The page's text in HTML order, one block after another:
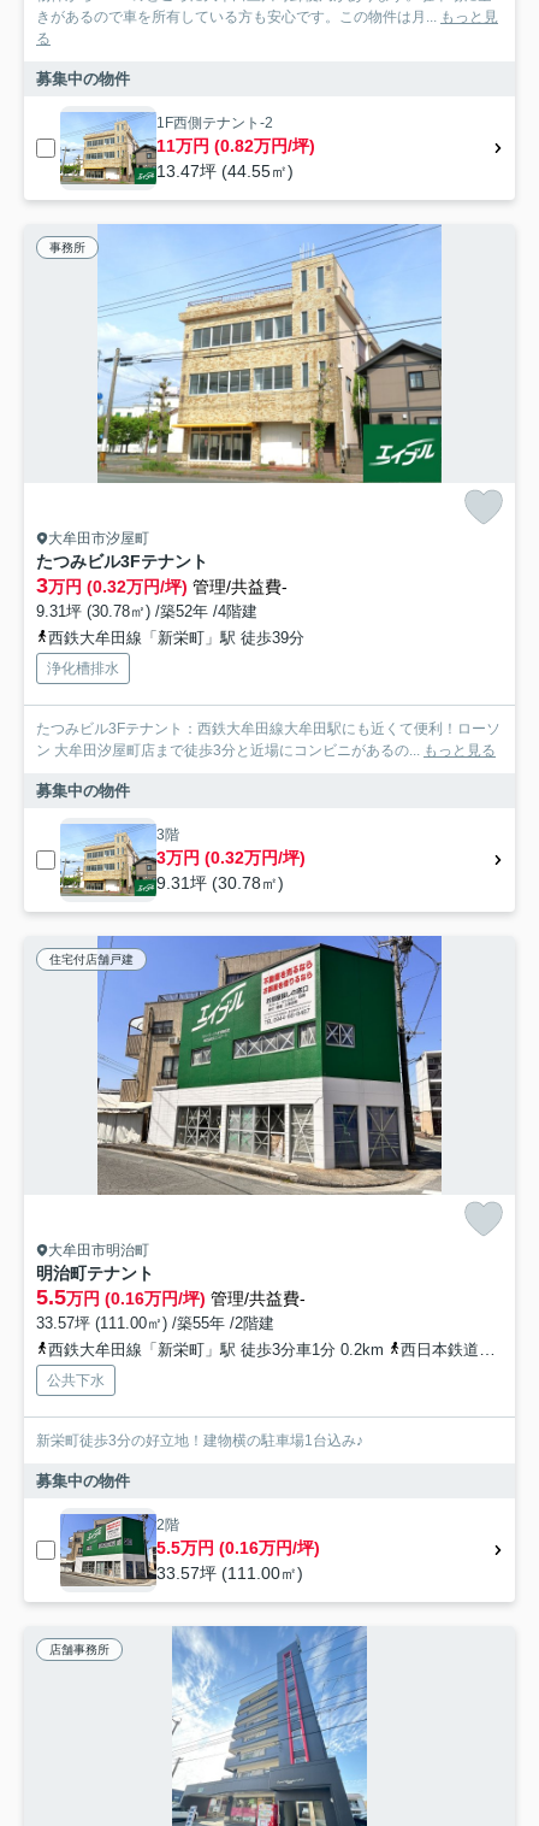
きがあるので車を所有している方も安心です。この物件は月... もっと見
る
募集中の物件
1F西側テナント-2
11万円 (0.82万円/坪)
13.47坪 (44.55㎡)
事務所
大牟田市汐屋町
たつみビル3Fテナント
3万円 (0.32万円/坪) 管理/共益費-
9.31坪 (30.78㎡) /築52年 /4階建
西鉄大牟田線「新栄町」駅 徒歩39分
浄化槽排水
たつみビル3Fテナント：西鉄大牟田線大牟田駅にも近くて便利！ローソ
ン 大牟田汐屋町店まで徒歩3分と近場にコンビニがあるの... もっと見る
募集中の物件
3階
3万円 (0.32万円/坪)
9.31坪 (30.78㎡)
住宅付店舗戸建
大牟田市明治町
明治町テナント
5.5万円 (0.16万円/坪) 管理/共益費-
33.57坪 (111.00㎡) /築55年 /2階建
西鉄大牟田線「新栄町」駅 徒歩3分車1分 0.2km
西日本鉄道（バス）「新栄町（福岡県）（バス）」バス停下車 徒歩4分
公共下水
新栄町徒歩3分の好立地！建物横の駐車場1台込み♪
募集中の物件
2階
5.5万円 (0.16万円/坪)
33.57坪 (111.00㎡)
店舗事務所